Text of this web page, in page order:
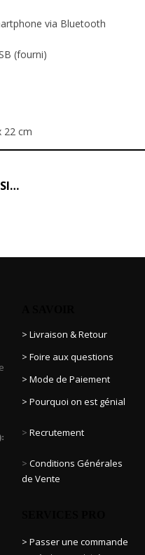
via Bluetooth
(fourni)
22 cm
> Livraison & Retour
> Foire aux questions
> Mode de Paiement
> Pourquoi on est génial
> Recrutement
> Conditions Générales
de Vente
> Passer une commande